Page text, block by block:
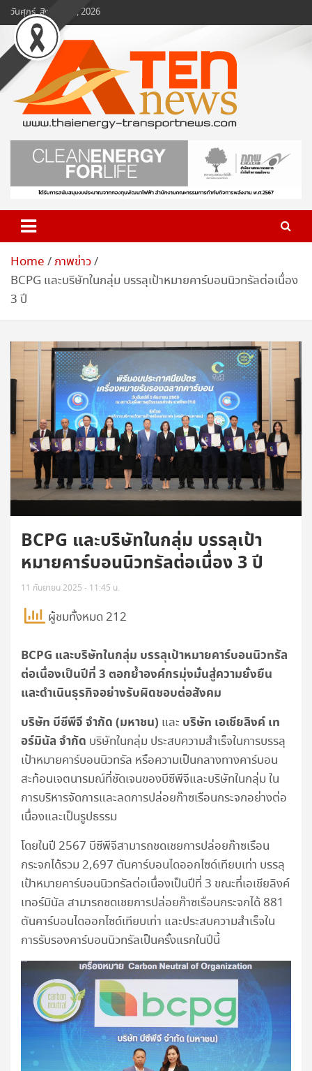
Skip
to
content
วันศุกร์, สิงหาคม 7, 2026
www.ten-news.com
ข่าวพลังงานและคมนาคม
Home ภาพข่าว
BCPG และบริษัทในกลุ่ม บรรลุเป้าหมายคาร์บอนนิวทรัลต่อเนื่อง
3 ปี
BCPG และบริษัทในกลุ่ม บรรลุเป้า
หมายคาร์บอนนิวทรัลต่อเนื่อง 3 ปี
11 กันยายน 2025 - 11:45 น.
ผู้ชมทั้งหมด 212
BCPG และบริษัทในกลุ่ม บรรลุเป้าหมายคาร์บอนนิวทรัล
ต่อเนื่องเป็นปีที่ 3 ตอกย้ำองค์กรมุ่งมั่นสู่ความยั่งยืน
และดำเนินธุรกิจอย่างรับผิดชอบต่อสังคม
บริษัท บีซีพีจี จำกัด (มหาชน) และ บริษัท เอเชียลิงค์ เท
อร์มินัล จำกัด บริษัทในกลุ่ม ประสบความสำเร็จในการบรรลุ
เป้าหมายคาร์บอนนิวทรัล หรือความเป็นกลางทางคาร์บอน
สะท้อนเจตนารมณ์ที่ชัดเจนของบีซีพีจีและบริษัทในกลุ่ม ใน
การบริหารจัดการและลดการปล่อยก๊าซเรือนกระจกอย่างต่อ
เนื่องและเป็นรูปธรรม
โดยในปี 2567 บีซีพีจีสามารถชดเชยการปล่อยก๊าซเรือน
กระจกได้รวม 2,697 ตันคาร์บอนไดออกไซด์เทียบเท่า บรรลุ
เป้าหมายคาร์บอนนิวทรัลต่อเนื่องเป็นปีที่ 3 ขณะที่เอเชียลิงค์
เทอร์มินัล สามารถชดเชยการปล่อยก๊าซเรือนกระจกได้ 881
ตันคาร์บอนไดออกไซด์เทียบเท่า และประสบความสำเร็จใน
การรับรองคาร์บอนนิวทรัลเป็นครั้งแรกในปีนี้